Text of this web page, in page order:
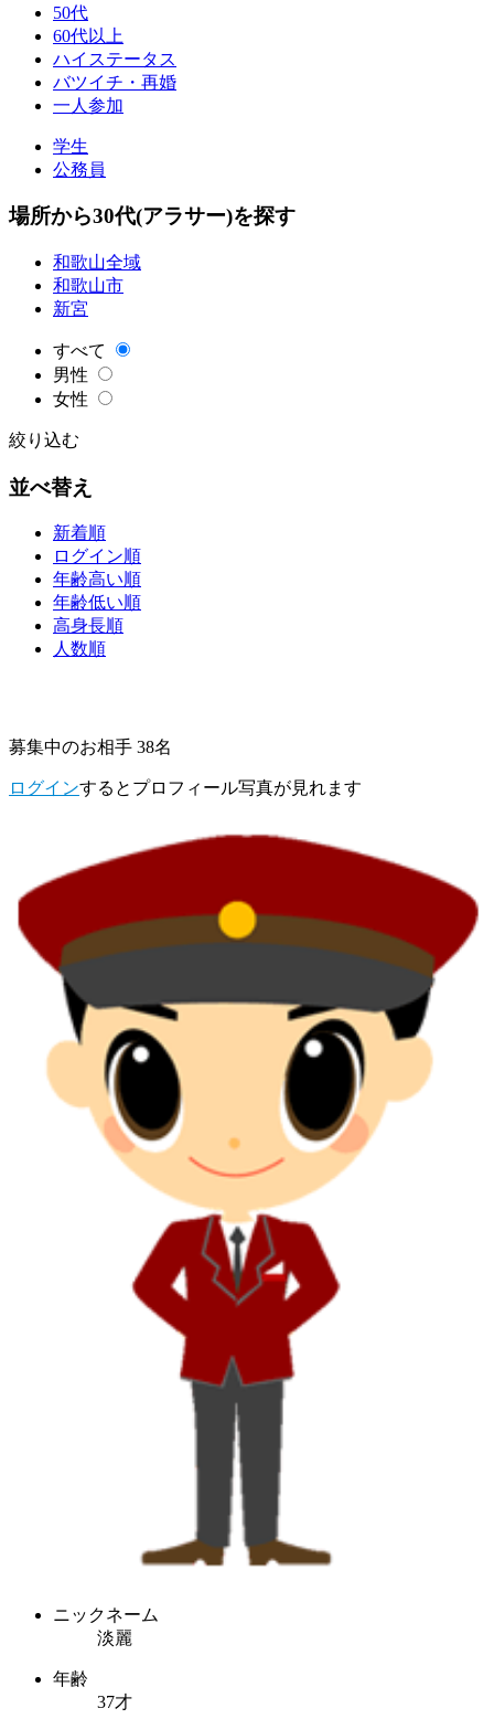
50代
60代以上
ハイステータス
バツイチ・再婚
一人参加
学生
公務員
場所から30代(アラサー)を探す
和歌山全域
和歌山市
新宮
すべて
男性
女性
絞り込む
並べ替え
新着順
ログイン順
年齢高い順
年齢低い順
高身長順
人数順
募集中のお相手 38名
ログインするとプロフィール写真が見れます
ニックネーム
淡麗
年齢
37才